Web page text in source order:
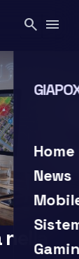
search menu
Home
News
close
nella